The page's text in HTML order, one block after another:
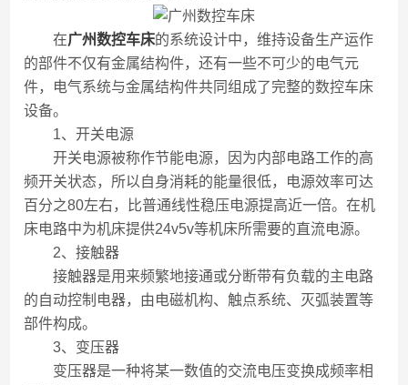
在广州数控车床的系统设计中，维持设备生产运作
的部件不仅有金属结构件，还有一些不可少的电气元
件，电气系统与金属结构件共同组成了完整的数控车床
设备。
1、开关电源
开关电源被称作节能电源，因为内部电路工作的高
频开关状态，所以自身消耗的能量很低，电源效率可达
百分之80左右，比普通线性稳压电源提高近一倍。在机
床电路中为机床提供24v5v等机床所需要的直流电源。
2、接触器
接触器是用来频繁地接通或分断带有负载的主电路
的自动控制电器，由电磁机构、触点系统、灭弧装置等
部件构成。
3、变压器
变压器是一种将某一数值的交流电压变换成频率相